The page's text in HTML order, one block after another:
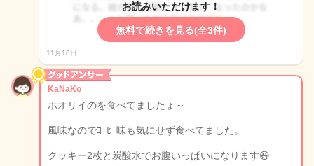
お読みいただけます！
無料で続きを見る(全3件)
11月18日
KaNaKo
ホオリイのを食べてましたょ～
風味なのでｺｰﾋｰ味も気にせず食べてました。
クッキー2枚と炭酸水でお腹いっぱいになります😃